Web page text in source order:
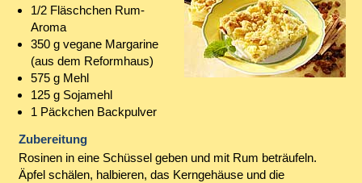
1/2 Fläschchen Rum-
Aroma
350 g vegane Margarine
(aus dem Reformhaus)
575 g Mehl
125 g Sojamehl
1 Päckchen Backpulver
Zubereitung
Rosinen in eine Schüssel geben und mit Rum beträufeln.
Äpfel schälen, halbieren, das Kerngehäuse und die